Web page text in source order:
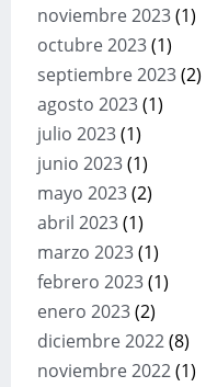
noviembre 2023(1)
octubre 2023(1)
septiembre 2023(2)
agosto 2023(1)
julio 2023(1)
junio 2023(1)
mayo 2023(2)
abril 2023(1)
marzo 2023(1)
febrero 2023(1)
enero 2023(2)
diciembre 2022(8)
noviembre 2022(1)